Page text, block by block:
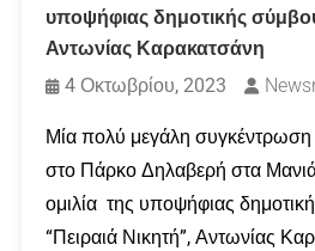
υποψήφιας δημοτικής
Αντωνίας Καρακατσάνη
4 Οκτωβρίου, 2023
Μία πολύ μεγάλη
στο Πάρκο Δηλαβερή στα
ομιλία της υποψήφιας
“Πειραιά Νικητή”, Αντωνίας